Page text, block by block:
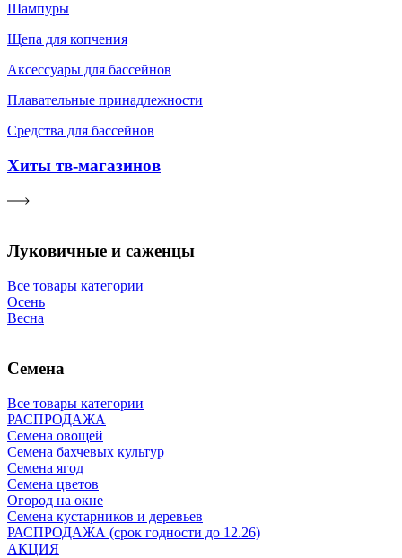
Шампуры
Щепа для копчения
Аксессуары для бассейнов
Плавательные принадлежности
Средства для бассейнов
Хиты тв-магазинов
Луковичные и саженцы
Все товары категории
Осень
Весна
Семена
Все товары категории
РАСПРОДАЖА
Семена овощей
Семена бахчевых культур
Семена ягод
Семена цветов
Огород на окне
Семена кустарников и деревьев
РАСПРОДАЖА (срок годности до 12.26)
АКЦИЯ